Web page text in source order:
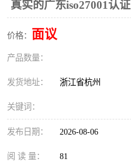
真实的广东iso27001认证
价格： 面议
产品数量：
发货地址： 浙江省杭州
关键词：
发布日期： 2026-08-06
阅 读 量： 81